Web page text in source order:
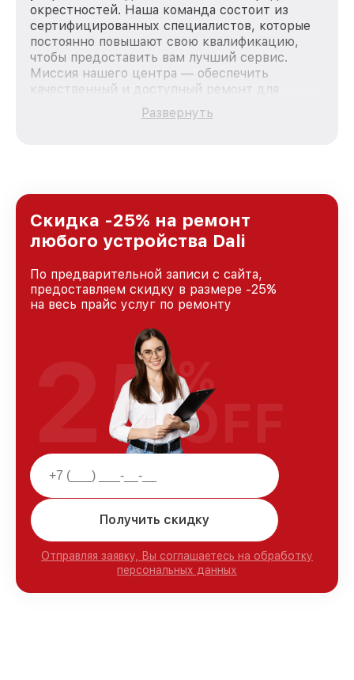
окрестностей. Наша команда состоит из
сертифицированных специалистов, которые
постоянно повышают свою квалификацию,
чтобы предоставить вам лучший сервис.
Миссия нашего центра — обеспечить
качественный и доступный ремонт для
каждого пользователя продукции Dali, вне
зависимости от сложности поломки. Мы
и лояльности наших клиентов.
Развернуть
Скидка -25% на ремонт
любого устройства Dali
По предварительной записи с сайта,
предоставляем скидку в размере -25%
на весь прайс услуг по ремонту
Получить скидку
Отправляя заявку, Вы соглашаетесь на обработку
персональных данных
25%
OFF